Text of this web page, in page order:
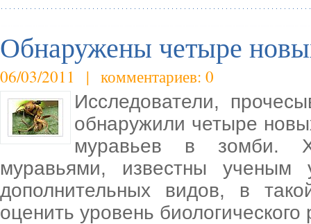
Обнаружены четыре
06/03/2011 | комментариев: 0
Исследователи,
обнаружили четыре
муравьев в зомби.
муравьями, известны ученым
дополнительных видов, в
оценить уровень